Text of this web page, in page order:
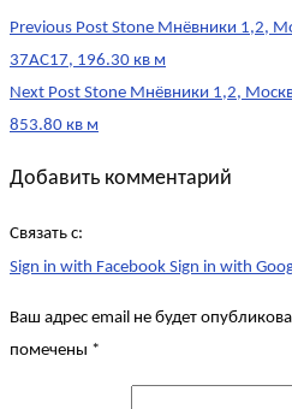
Post
navigation
Previous Post Stone Мнёвники 1,2,
37АС17, 196.30 кв м
Next Post Stone Мнёвники 1,2,
853.80 кв м
Добавить комментарий
Связать с:
Sign in with Facebook Sign in with
Ваш адрес email не будет
помечены *